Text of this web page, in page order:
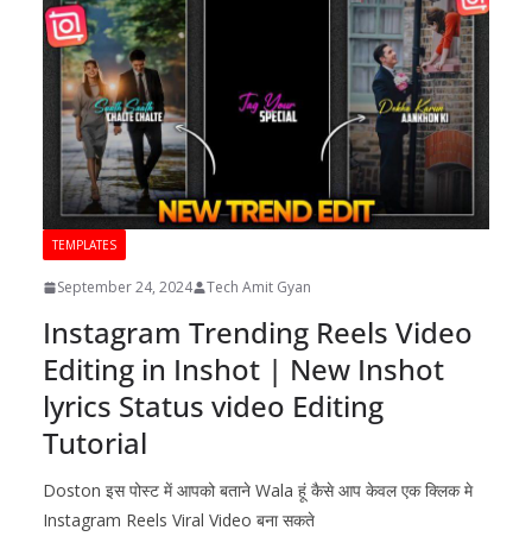
TEMPLATES
September 24, 2024 Tech Amit Gyan
Instagram Trending Reels Video
Editing in Inshot | New Inshot
lyrics Status video Editing
Tutorial
Doston इस पोस्ट में आपको बताने Wala हूं कैसे आप केवल एक क्लिक मे
Instagram Reels Viral Video बना सकते